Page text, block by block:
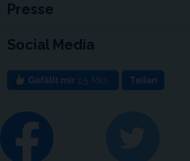
Presse
Social Media